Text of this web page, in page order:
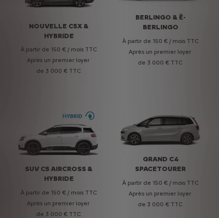
NOUVEAU C3
AIRCROSS
À partir de 150 € / mois TTC
Après un premier loyer
de 3 000 € TTC
SUV C5 AIRCROSS &
HYBRIDE
À partir de 150 € / mois TTC
Après un premier loyer
de 3 000 € TTC
NOUVELLE C5X &
HYBRIDE
À partir de 150 € / mois TTC
Après un premier loyer
de 3 000 € TTC
NOUVELLE C4 & Ë-
C4 ÉLECTRIQUE
À partir de 150 € / mois TTC
Après un premier loyer
de 3 000 € TTC
GRAND C4
SPACETOURER
À partir de 150 € / mois TTC
Après un premier loyer
de 3 000 € TTC
BERLINGO & Ë-
BERLINGO
À partir de 150 € / mois TTC
Après un premier loyer
de 3 000 € TTC